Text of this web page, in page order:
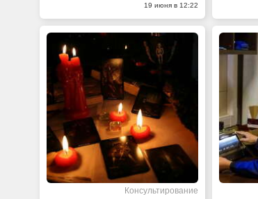
19 июня в 12:22
Консультирование